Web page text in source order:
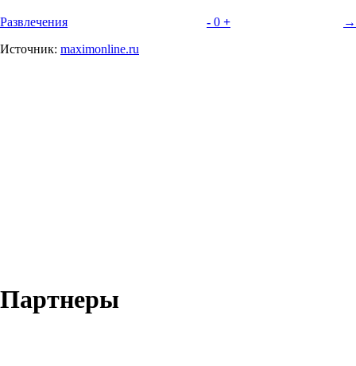
Развлечения - 0 +
→
Источник: maximonline.ru
Партнеры